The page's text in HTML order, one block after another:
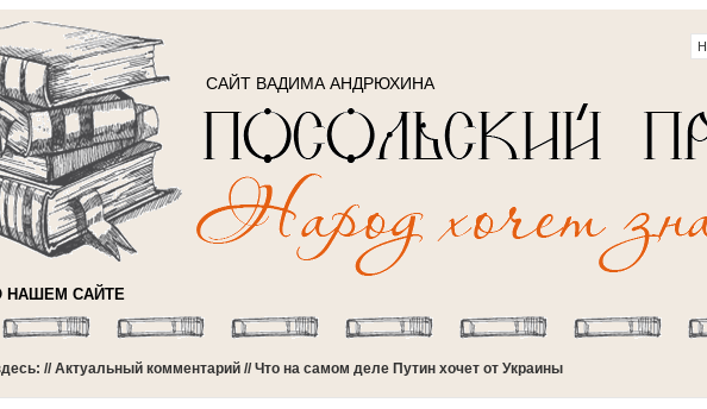
САЙТ ВАДИМА АНДРЮХИНА
НАШЕМ САЙТЕ
//Актуальный комментарий // Что на самом деле Путин хочет от Украины